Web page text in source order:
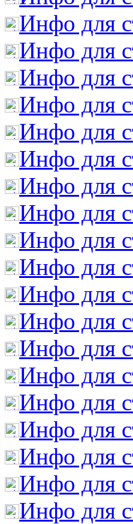
Инфо для
Инфо для
Инфо для
Инфо для
Инфо для
Инфо для
Инфо для
Инфо для
Инфо для
Инфо для
Инфо для
Инфо для
Инфо для
Инфо для
Инфо для
Инфо для
Инфо для
Инфо для
Инфо для